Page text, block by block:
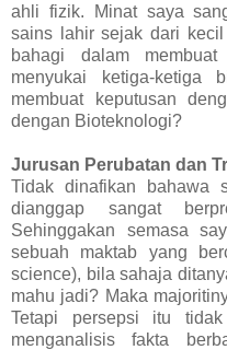
ahli fizik. Minat saya
sains lahir sejak dari
bahagi dalam
menyukai ketiga-ketiga
membuat keputusan
dengan Bioteknologi?
Jurusan Perubatan dan
Tidak dinafikan bahawa
dianggap sangat
Sehinggakan semasa
sebuah maktab yang
science), bila sahaja
mahu jadi? Maka
Tetapi persepsi itu
menganalisis fakta